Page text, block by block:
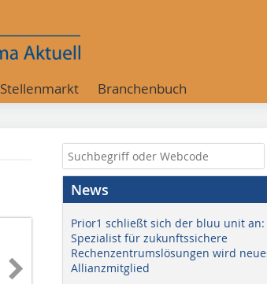
Stellenmarkt Branchenbuch
News
Prior1 schließt sich der bluu unit an:
Spezialist für zukunftssichere
Rechenzentrumslösungen wird
Allianzmitglied